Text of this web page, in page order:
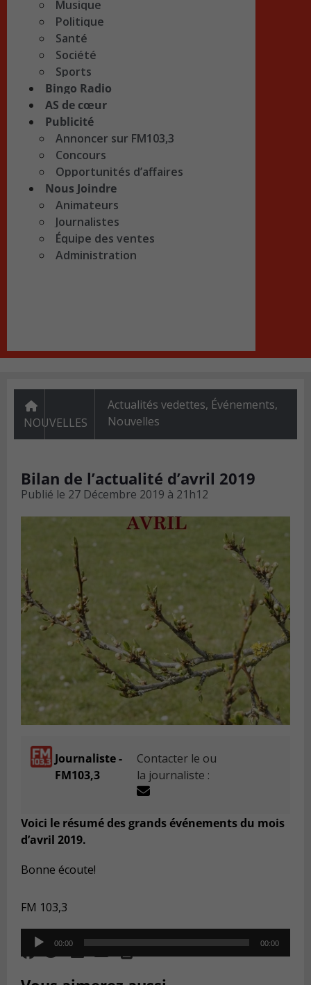
Musique
Politique
Santé
Société
Sports
Bingo Radio
AS de cœur
Publicité
Annoncer sur FM103,3
Concours
Opportunités d’affaires
Nous Joindre
Animateurs
Journalistes
Équipe des ventes
Administration
NOUVELLES
Actualités vedettes, Événements,
Nouvelles
Bilan de l’actualité d’avril 2019
Publié le 27 Décembre 2019 à 21h12
Journaliste -
FM103,3
Contacter le ou
la journaliste :
Voici le résumé des grands événements du mois
d’avril 2019.
Bonne écoute!
FM 103,3
Audio
Player
00:00 00:00